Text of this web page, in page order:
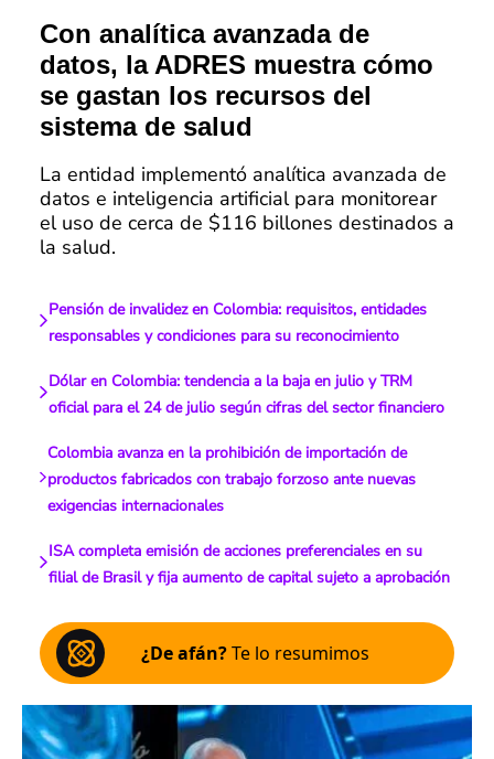
Con analítica avanzada de
datos, la ADRES muestra cómo
se gastan los recursos del
sistema de salud
La entidad implementó analítica avanzada de
datos e inteligencia artificial para monitorear
el uso de cerca de $116 billones destinados a
la salud.
Pensión de invalidez en Colombia: requisitos, entidades
responsables y condiciones para su reconocimiento
Dólar en Colombia: tendencia a la baja en julio y TRM
oficial para el 24 de julio según cifras del sector financiero
Colombia avanza en la prohibición de importación de
productos fabricados con trabajo forzoso ante nuevas
exigencias internacionales
ISA completa emisión de acciones preferenciales en su
filial de Brasil y fija aumento de capital sujeto a aprobación
¿De afán?Te lo resumimos